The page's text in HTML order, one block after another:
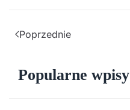
Poprzednie
Popularne wpisy